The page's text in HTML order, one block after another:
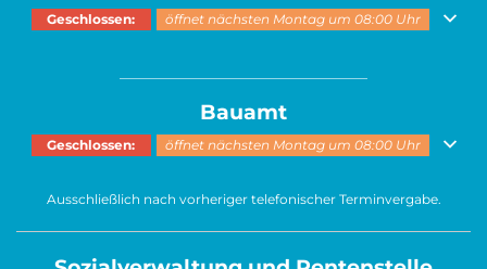
Klicken, um weitere Öffnungs- oder Schließzeiten auszublenden
Geschlossen: öffnet nächsten Montag um 08:00 Uhr
Bauamt
Klicken, um weitere Öffnungs- oder Schließzeiten auszublenden
Geschlossen: öffnet nächsten Montag um 08:00 Uhr
Ausschließlich nach vorheriger telefonischer Terminvergabe.